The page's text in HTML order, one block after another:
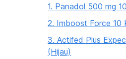
1. Panadol 500 mg
2. Imboost Force 10
3. Actifed Plus
(Hijau)